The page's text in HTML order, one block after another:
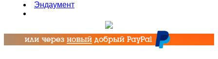
Эндаумент